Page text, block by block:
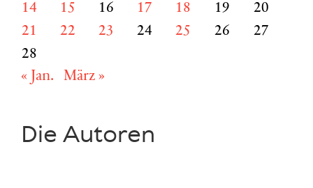
14
15 16 17 18 19
20
21
22 23 24 25 26
27
28
« Jan.
März »
Die Autoren